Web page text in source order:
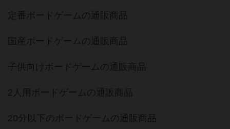
定番ボードゲームの通販商品
国産ボードゲームの通販商品
子供向けボードゲームの通販商品
2人用ボードゲームの通販商品
20分以下のボードゲームの通販商品